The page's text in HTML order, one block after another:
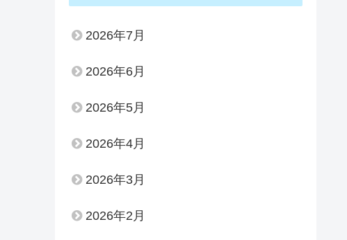
2026年7月
2026年6月
2026年5月
2026年4月
2026年3月
2026年2月